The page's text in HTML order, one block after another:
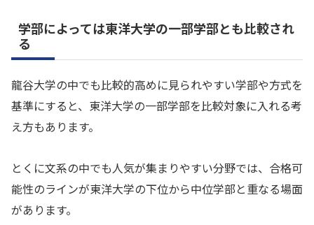
学部によっては東洋大学の一部学部とも比較され
る
龍谷大学の中でも比較的高めに見られやすい学部や方式を
基準にすると、東洋大学の一部学部を比較対象に入れる考
え方もあります。
とくに文系の中でも人気が集まりやすい分野では、合格可
能性のラインが東洋大学の下位から中位学部と重なる場面
があります。